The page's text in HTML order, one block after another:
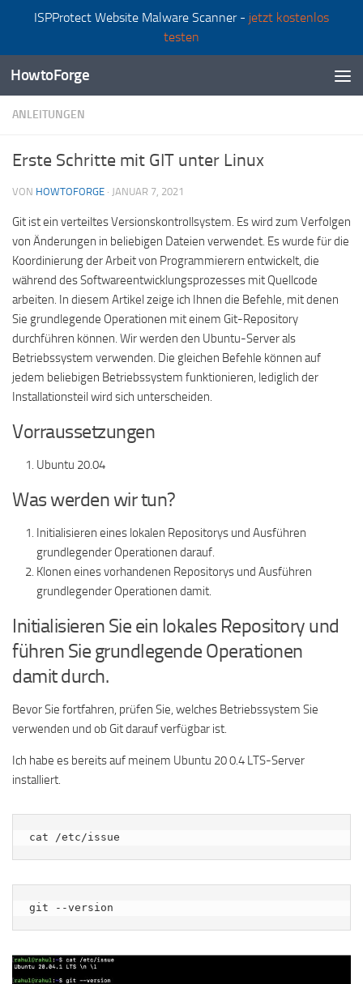
ISPProtect Website Malware Scanner - jetzt kostenlos
testen
Zum Inhalt springen
HowtoForge
ANLEITUNGEN
Erste Schritte mit GIT unter Linux
VON HOWTOFORGE · JANUAR 7, 2021
Git ist ein verteiltes Versionskontrollsystem. Es wird zum Verfolgen
von Änderungen in beliebigen Dateien verwendet. Es wurde für die
Koordinierung der Arbeit von Programmierern entwickelt, die
während des Softwareentwicklungsprozesses mit Quellcode
arbeiten. In diesem Artikel zeige ich Ihnen die Befehle, mit denen
Sie grundlegende Operationen mit einem Git-Repository
durchführen können. Wir werden den Ubuntu-Server als
Betriebssystem verwenden. Die gleichen Befehle können auf
jedem beliebigen Betriebssystem funktionieren, lediglich der
Installationsteil wird sich unterscheiden.
Vorraussetzungen
Ubuntu 20.04
Was werden wir tun?
Initialisieren eines lokalen Repositorys und Ausführen
grundlegender Operationen darauf.
Klonen eines vorhandenen Repositorys und Ausführen
grundlegender Operationen damit.
Initialisieren Sie ein lokales Repository und
führen Sie grundlegende Operationen
damit durch.
Bevor Sie fortfahren, prüfen Sie, welches Betriebssystem Sie
verwenden und ob Git darauf verfügbar ist.
Ich habe es bereits auf meinem Ubuntu 20 0.4 LTS-Server
installiert.
cat /etc/issue
git --version